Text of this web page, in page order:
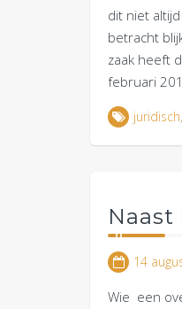
dit niet
betracht
zaak heeft
februari
juridisch,
14
Wie een